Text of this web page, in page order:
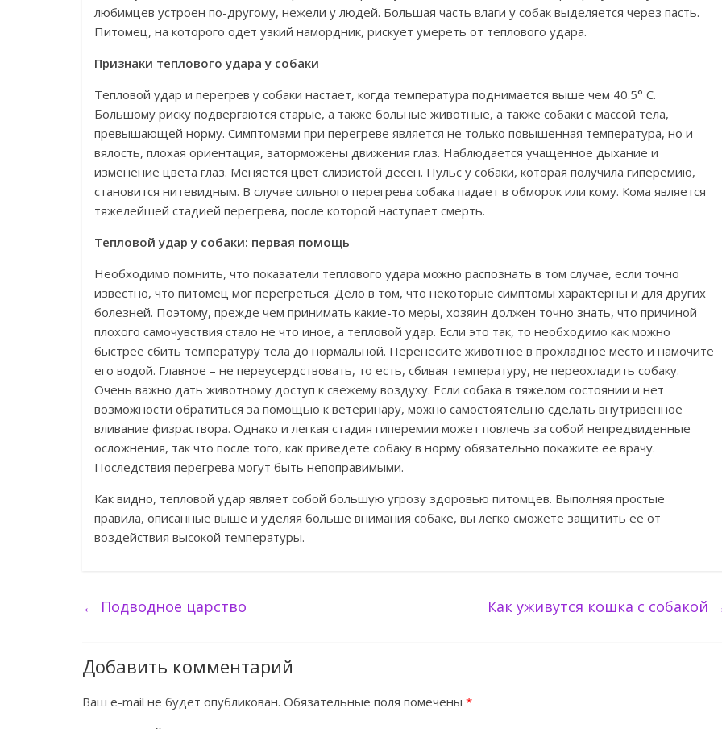
любимцев устроен по-другому, нежели у людей. Большая часть влаги у собак выделяется через пасть.
Питомец, на которого одет узкий намордник, рискует умереть от теплового удара.
Признаки теплового удара у собаки
Тепловой удар и перегрев у собаки настает, когда температура поднимается выше чем 40.5° С.
Большому риску подвергаются старые, а также больные животные, а также собаки с массой тела,
превышающей норму. Симптомами при перегреве является не только повышенная температура, но и
вялость, плохая ориентация, заторможены движения глаз. Наблюдается учащенное дыхание и
изменение цвета глаз. Меняется цвет слизистой десен. Пульс у собаки, которая получила гиперемию,
становится нитевидным. В случае сильного перегрева собака падает в обморок или кому. Кома является
тяжелейшей стадией перегрева, после которой наступает смерть.
Тепловой удар у собаки: первая помощь
Необходимо помнить, что показатели теплового удара можно распознать в том случае, если точно
известно, что питомец мог перегреться. Дело в том, что некоторые симптомы характерны и для других
болезней. Поэтому, прежде чем принимать какие-то меры, хозяин должен точно знать, что причиной
плохого самочувствия стало не что иное, а тепловой удар. Если это так, то необходимо как можно
быстрее сбить температуру тела до нормальной. Перенесите животное в прохладное место и намочите
его водой. Главное – не переусердствовать, то есть, сбивая температуру, не переохладить собаку.
Очень важно дать животному доступ к свежему воздуху. Если собака в тяжелом состоянии и нет
возможности обратиться за помощью к ветеринару, можно самостоятельно сделать внутривенное
вливание физраствора. Однако и легкая стадия гиперемии может повлечь за собой непредвиденные
осложнения, так что после того, как приведете собаку в норму обязательно покажите ее врачу.
Последствия перегрева могут быть непоправимыми.
Как видно, тепловой удар являет собой большую угрозу здоровью питомцев. Выполняя простые
правила, описанные выше и уделяя больше внимания собаке, вы легко сможете защитить ее от
воздействия высокой температуры.
← Подводное царство Как уживутся кошка с собакой
Добавить комментарий
Ваш e-mail не будет опубликован. Обязательные поля помечены *